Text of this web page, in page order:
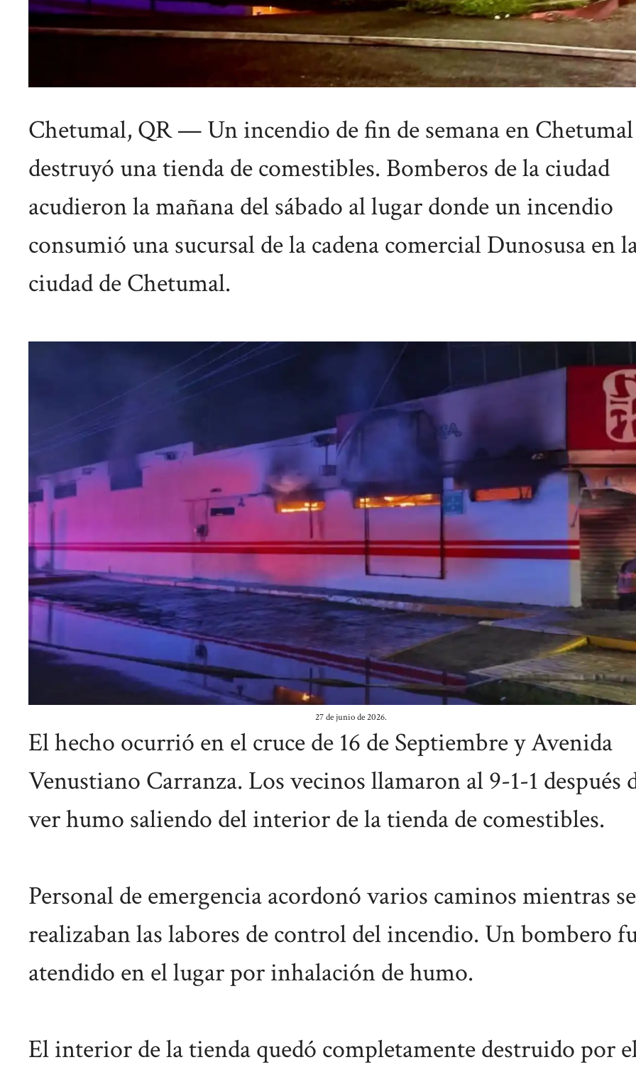
Chetumal, QR — Un incendio de fin de semana en Chetumal
destruyó una tienda de comestibles. Bomberos de la ciudad
acudieron la mañana del sábado al lugar donde un incendio
consumió una sucursal de la cadena comercial Dunosusa en
ciudad de Chetumal.
27 de junio de 2026.
El hecho ocurrió en el cruce de 16 de Septiembre y Avenida
Venustiano Carranza. Los vecinos llamaron al 9-1-1 después
ver humo saliendo del interior de la tienda de comestibles.
Personal de emergencia acordonó varios caminos mientras se
realizaban las labores de control del incendio. Un bombero
atendido en el lugar por inhalación de humo.
El interior de la tienda quedó completamente destruido por